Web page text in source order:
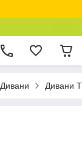
Дивани Дивани